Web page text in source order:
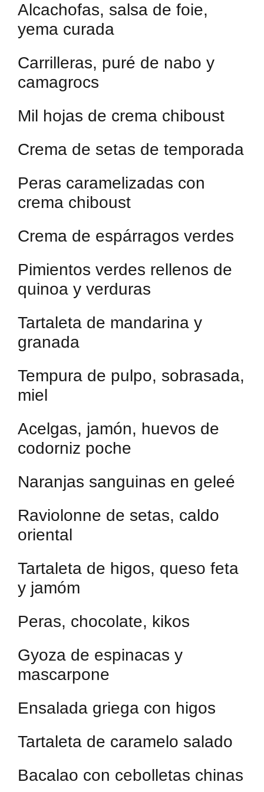
Alcachofas, salsa de foie,
yema curada
Carrilleras, puré de nabo y
camagrocs
Mil hojas de crema chiboust
Crema de setas de temporada
Peras caramelizadas con
crema chiboust
Crema de espárragos verdes
Pimientos verdes rellenos de
quinoa y verduras
Tartaleta de mandarina y
granada
Tempura de pulpo, sobrasada,
miel
Acelgas, jamón, huevos de
codorniz poche
Naranjas sanguinas en geleé
Raviolonne de setas, caldo
oriental
Tartaleta de higos, queso feta
y jamóm
Peras, chocolate, kikos
Gyoza de espinacas y
mascarpone
Ensalada griega con higos
Tartaleta de caramelo salado
Bacalao con cebolletas chinas